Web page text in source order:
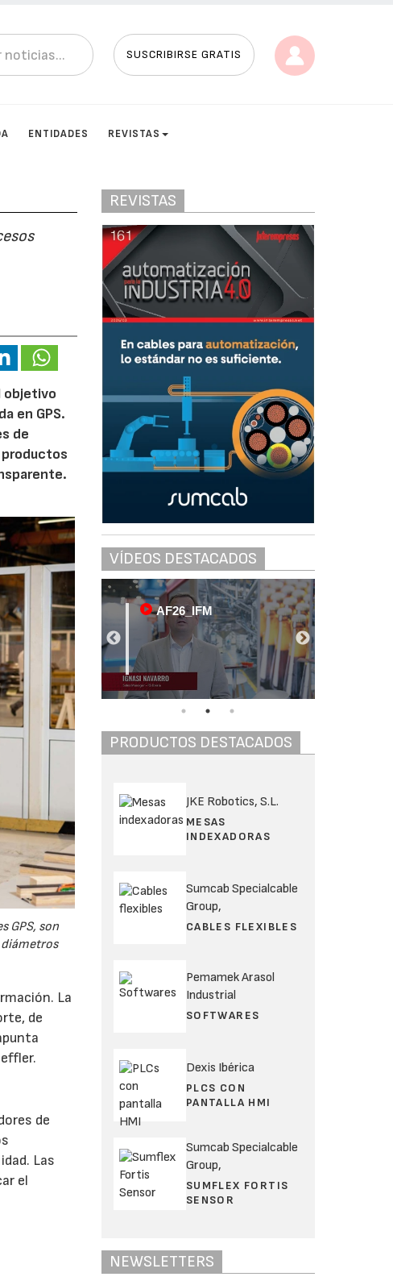
SUSCRIBIRSE GRATIS
ENTIDADES REVISTAS
objetivo
en GPS.
de
productos
GPS, son
La
de
de
Las
el
REVISTAS
VÍDEOS DESTACADOS
AF26_IFM
PRODUCTOS DESTACADOS
JKE Robotics, S.L.
MESAS
INDEXADORAS
Sumcab Specialcable
Group,
CABLES FLEXIBLES
Pemamek Arasol
Industrial
SOFTWARES
Dexis Ibérica
PLCS CON
PANTALLA HMI
Sumcab Specialcable
Group,
SUMFLEX FORTIS
SENSOR
NEWSLETTERS